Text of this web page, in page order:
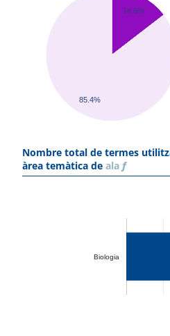
14.6%
85.4%
Nombre total de termes
àrea temàtica de ala f
Biologia